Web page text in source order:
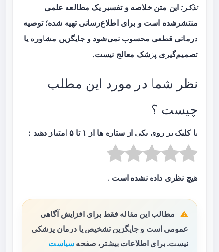
تذکر:این متن خلاصه و تفسیر یک مطالعه علمی
منتشرشده است و برای اطلاع‌رسانی تهیه شده؛ توصیه
درمانی قطعی محسوب نمی‌شود و جایگزین مشاوره یا
تصمیم‌گیری پزشک معالج نیست.
نظر شما در مورد این مطلب
چیست ؟
با کلیک بر روی یکی از ستاره ها از ۱ تا ۵ امتیاز دهید :
هیچ نظری داده نشده است .
مطالب این مقاله فقط برای افزایش آگاهی
عمومی است و جایگزین تشخیص یا درمان پزشکی
نیست. برای اطلاعات بیشتر، صفحه سیاست